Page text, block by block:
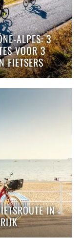
ALPES: 3
VOOR 3
FIETSERS
IN